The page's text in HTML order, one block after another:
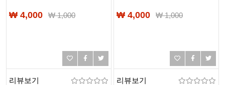
₩ 4,000 ₩1,000
리뷰보기
₩ 4,000 ₩1,000
리뷰보기